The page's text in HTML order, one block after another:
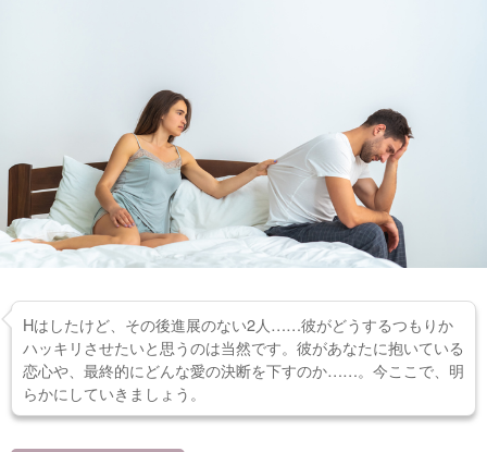
Hはしたけど、その後進展のない2人……彼がどうするつもりか
ハッキリさせたいと思うのは当然です。彼があなたに抱いている
恋心や、最終的にどんな愛の決断を下すのか……。今ここで、明
らかにしていきましょう。